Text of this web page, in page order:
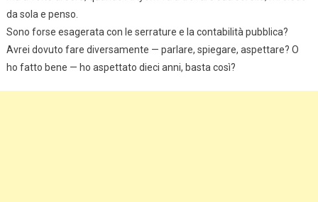
da sola e penso.
Sono forse esagerata con le serrature e la contabilità pubblica?
Avrei dovuto fare diversamente — parlare, spiegare, aspettare? O
ho fatto bene — ho aspettato dieci anni, basta così?